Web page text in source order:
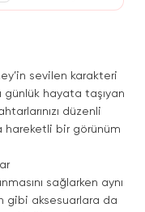
sevilen karakteri
günlük hayata taşıyan
düzenli
hareketli bir görünüm
sağlarken aynı
gibi aksesuarlara da